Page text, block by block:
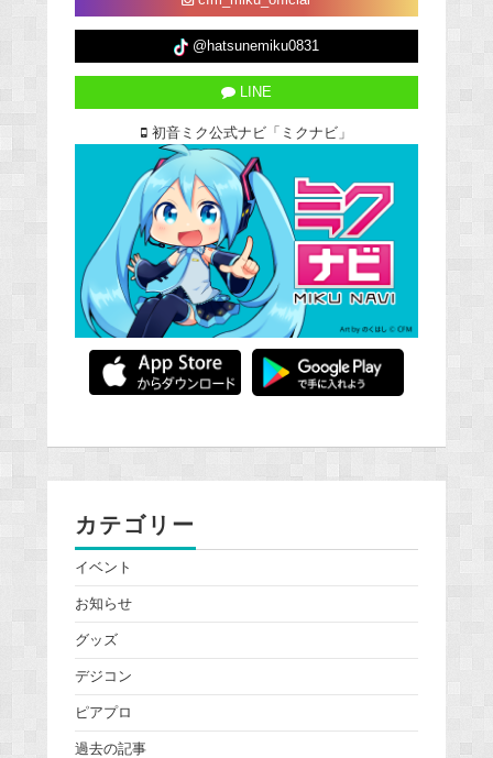
@hatsunemiku0831
LINE
初音ミク公式ナビ「ミクナビ」
カテゴリー
イベント
お知らせ
グッズ
デジコン
ピアプロ
過去の記事